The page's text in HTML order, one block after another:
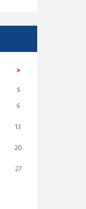
S
6
13
20
27